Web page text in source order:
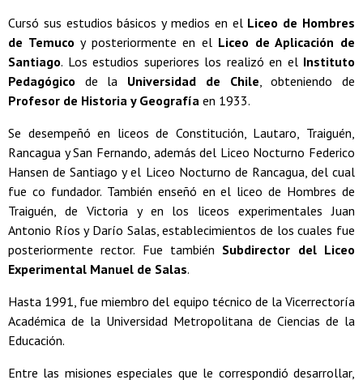
Cursó sus estudios básicos y medios en el Liceo de Hombres
de Temuco y posteriormente en el Liceo de Aplicación de
Santiago. Los estudios superiores los realizó en el Instituto
Pedagógico de la Universidad de Chile, obteniendo de
Profesor de Historia y Geografía en 1933.
Se desempeñó en liceos de Constitución, Lautaro, Traiguén,
Rancagua y San Fernando, además del Liceo Nocturno Federico
Hansen de Santiago y el Liceo Nocturno de Rancagua, del cual
fue co fundador. También enseñó en el liceo de Hombres de
Traiguén, de Victoria y en los liceos experimentales Juan
Antonio Ríos y Darío Salas, establecimientos de los cuales fue
posteriormente rector. Fue también Subdirector del Liceo
Experimental Manuel de Salas.
Hasta 1991, fue miembro del equipo técnico de la Vicerrectoría
Académica de la Universidad Metropolitana de Ciencias de la
Educación.
Entre las misiones especiales que le correspondió desarrollar,